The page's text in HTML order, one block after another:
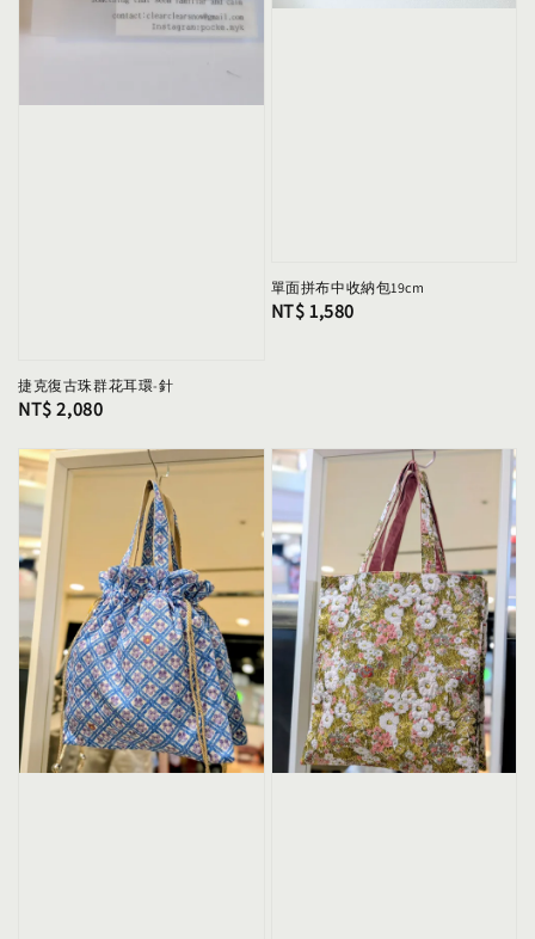
捷克復古珠群花耳環-針
Regular
NT$ 2,080
單面拼布中收納包19cm
Regular
NT$ 1,580